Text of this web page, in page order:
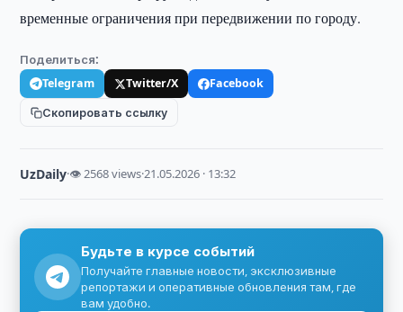
временные ограничения при передвижении по городу.
Поделиться:
Telegram Twitter/X
Facebook
Скопировать ссылку
UzDaily·👁 2568 views·21.05.2026 · 13:32
Будьте в курсе событий
Получайте главные новости, эксклюзивные
репортажи и оперативные обновления там, где
вам удобно.